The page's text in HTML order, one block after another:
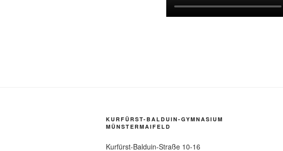
KURFÜRST-BALDUIN-GYMNASIUM
MÜNSTERMAIFELD
Kurfürst-Balduin-Straße 10-16